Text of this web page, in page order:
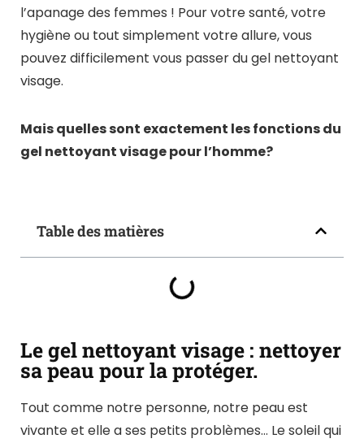
l’apanage des femmes ! Pour votre santé, votre
hygiène ou tout simplement votre allure, vous
pouvez difficilement vous passer du gel nettoyant
visage.
Mais quelles sont exactement les fonctions du
gel nettoyant visage pour l’homme?
Table des matières
Le gel nettoyant visage : nettoyer
sa peau pour la protéger.
Tout comme notre personne, notre peau est
vivante et elle a ses petits problèmes… Le soleil qui